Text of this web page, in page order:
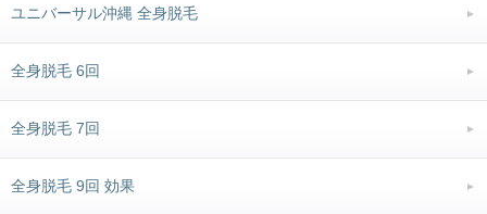
ユニバーサル沖縄 全身脱毛
全身脱毛 6回
全身脱毛 7回
全身脱毛 9回 効果